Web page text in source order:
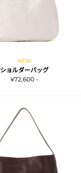
NEW
ショルダーバッグ
¥72,600 -